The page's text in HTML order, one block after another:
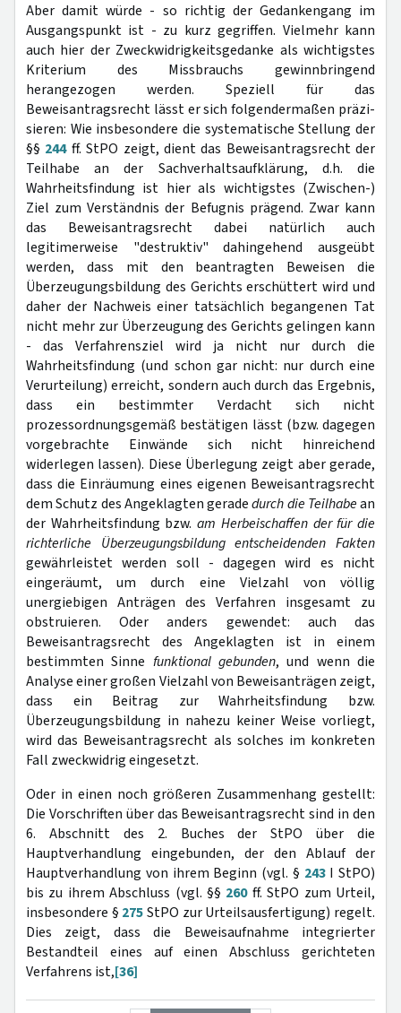
Aber damit würde - so richtig der Gedankengang im
Ausgangspunkt ist - zu kurz gegriffen. Vielmehr kann
auch hier der Zweckwidrigkeitsgedanke als wichtigstes
Kriterium des Miss­brauchs gewinnbringend
herangezogen werden. Speziell für das
Beweisantragsrecht lässt er sich folgendermaßen präzi­
sieren: Wie insbesondere die systematische Stellung der
§§ 244ff. StPO zeigt, dient das Beweisantragsrecht der
Teilhabe an der Sachverhaltsaufklärung, d.h. die
Wahrheitsfindung ist hier als wichtigstes (Zwischen-)
Ziel zum Verständnis der Befugnis prägend. Zwar kann
das Beweisantragsrecht dabei natürlich auch
legitimerweise "destruktiv" dahingehend ausgeübt
werden, dass mit den beantragten Beweisen die
Überzeugungsbildung des Gerichts erschüttert wird und
daher der Nachweis einer tatsächlich begangenen Tat
nicht mehr zur Überzeugung des Gerichts gelingen kann
- das Verfahrensziel wird ja nicht nur durch die
Wahrheitsfindung (und schon gar nicht: nur durch eine
Verurteilung) erreicht, sondern auch durch das Ergebnis,
dass ein bestimmter Verdacht sich nicht
prozessordnungsgemäß bestätigen lässt (bzw. dagegen
vorgebrachte Einwände sich nicht hinreichend
widerlegen lassen). Diese Überlegung zeigt aber gerade,
dass die Einräumung eines eigenen Beweisantragsrecht
dem Schutz des Angeklagten geradedurch die Teilhabean
der Wahrheitsfindung bzw.am Herbeischaffen der für die
richterliche Überzeugungsbildung entscheidenden Fakten
gewährleistet werden soll - dagegen wird es nicht
eingeräumt, um durch eine Vielzahl von völlig
unergiebigen Anträgen des Verfahren insgesamt zu
obstruieren. Oder anders gewendet: auch das
Beweisantragsrecht des Angeklagten ist in einem
bestimmten Sinne funktional gebunden, und wenn die
Analyse einer großen Vielzahl von Beweisanträgen zeigt,
dass ein Beitrag zur Wahrheitsfindung bzw.
Überzeugungsbildung in nahezu keiner Weise vorliegt,
wird das Beweisantragsrecht als solches im konkreten
Fall zweckwidrig eingesetzt.
Oder in einen noch größeren Zusammenhang gestellt:
Die Vorschriften über das Beweisantragsrecht sind in den
6. Abschnitt des 2. Buches der StPO über die
Hauptverhandlung eingebunden, der den Ablauf der
Hauptverhandlung von ihrem Beginn (vgl. § 243I StPO)
bis zu ihrem Abschluss (vgl. §§ 260ff. StPO zum Urteil,
insbesondere § 275StPO zur Urteilsausfertigung) regelt.
Dies zeigt, dass die Beweisaufnahme integrierter
Bestandteil eines auf einen Abschluss gerichteten
Verfahrens ist,[36]